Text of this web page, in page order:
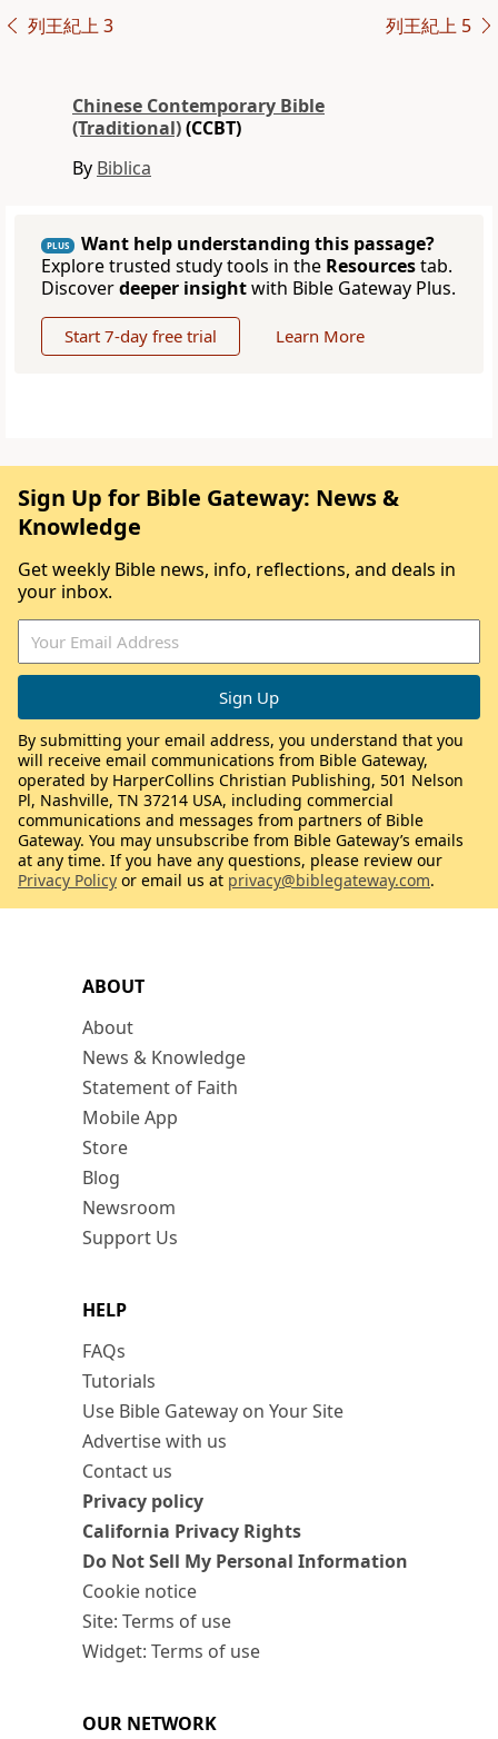
列王紀上 3 列王紀上 5
Chinese Contemporary Bible
(Traditional)(CCBT)
By Biblica
PLUS
Want help understanding this passage?
Explore trusted study tools in the Resourcestab.
Discoverdeeper insightwith Bible Gateway Plus.
Start 7-day free trial Learn More
ABOUT
About
News & Knowledge
Statement of Faith
Mobile App
Store
Blog
Newsroom
Support Us
HELP
FAQs
Tutorials
Use Bible Gateway on Your Site
Advertise with us
Contact us
Privacy policy
California Privacy Rights
Do Not Sell My Personal Information
Cookie notice
Site: Terms of use
Widget: Terms of use
OUR NETWORK
Sign Up for Bible Gateway: News &
Knowledge
Get weekly Bible news, info, reflections, and deals in
your inbox.
By submitting your email address, you understand that you
will receive email communications from Bible Gateway,
operated by HarperCollins Christian Publishing, 501 Nelson
Pl, Nashville, TN 37214 USA, including commercial
communications and messages from partners of Bible
Gateway. You may unsubscribe from Bible Gateway’s emails
at any time. If you have any questions, please review our
Privacy Policy or email us at privacy@biblegateway.com.